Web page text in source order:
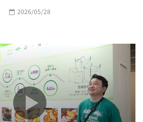
2026/05/28